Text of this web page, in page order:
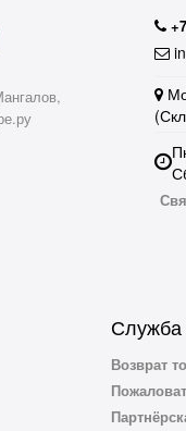
Служба
Возврат